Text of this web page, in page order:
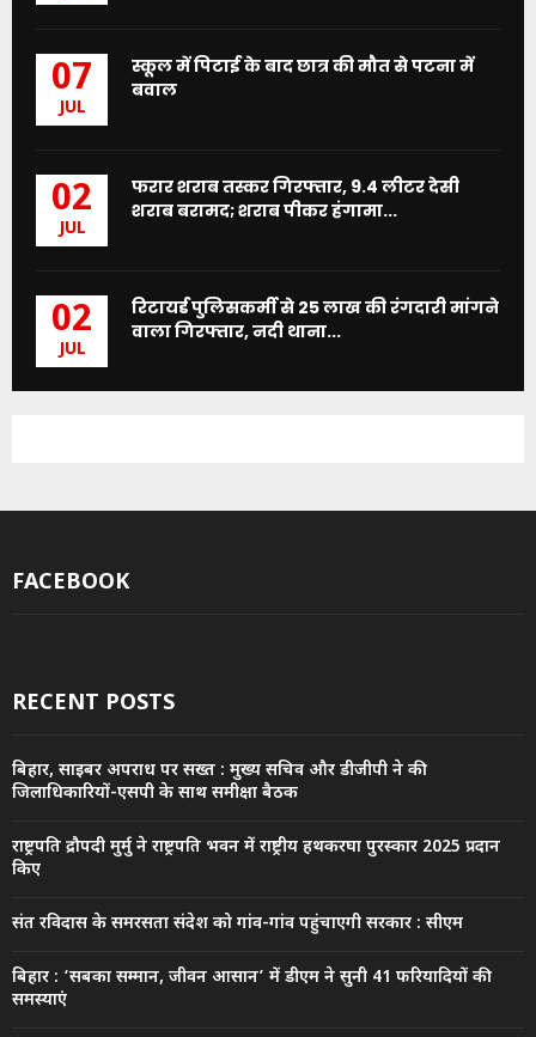
07
JUL
स्कूल में पिटाई के बाद छात्र की मौत से पटना में
बवाल
02
JUL
फरार शराब तस्कर गिरफ्तार, 9.4 लीटर देसी
शराब बरामद; शराब पीकर हंगामा...
02
JUL
रिटायर्ड पुलिसकर्मी से 25 लाख की रंगदारी मांगने
वाला गिरफ्तार, नदी थाना...
FACEBOOK
RECENT POSTS
बिहार, साइबर अपराध पर सख्त : मुख्य सचिव और डीजीपी ने की
जिलाधिकारियों-एसपी के साथ समीक्षा बैठक
राष्ट्रपति द्रौपदी मुर्मु ने राष्ट्रपति भवन में राष्ट्रीय हथकरघा पुरस्कार 2025 प्रदान
किए
संत रविदास के समरसता संदेश को गांव-गांव पहुंचाएगी सरकार : सीएम
बिहार : ‘सबका सम्मान, जीवन आसान’ में डीएम ने सुनी 41 फरियादियों की
समस्याएं